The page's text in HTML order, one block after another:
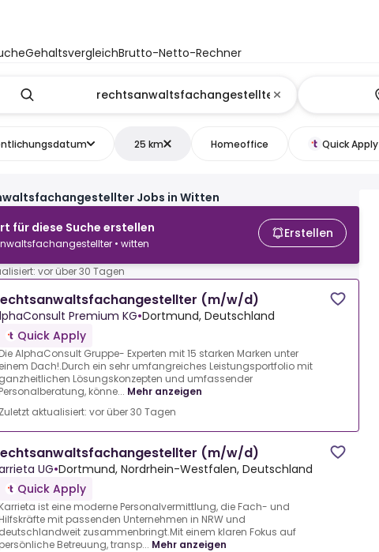
GehaltsvergleichBrutto-Netto-Rechner
25 km Homeoffice Quick Apply
Jobs in Witten
für diese Suche erstellen
• witten
Erstellen
vor über 30 Tagen
(m/w/d)
Premium KG•Dortmund, Deutschland
Quick Apply
Die AlphaConsult Gruppe- Experten mit 15 starken Marken unter
einem Dach!.Durch ein sehr umfangreiches Leistungsportfolio mit
ganzheitlichen Lösungskonzepten und umfassender
Personalberatung, könne... Mehr anzeigen
Zuletzt aktualisiert: vor über 30 Tagen
(m/w/d)
UG•Dortmund, Nordrhein-Westfalen, Deutschland
Quick Apply
Karrieta ist eine moderne Personalvermittlung, die Fach- und
Hilfskräfte mit passenden Unternehmen in NRW und
deutschlandweit zusammenbringt.Mit einem klaren Fokus auf
persönliche Betreuung, transp... Mehr anzeigen